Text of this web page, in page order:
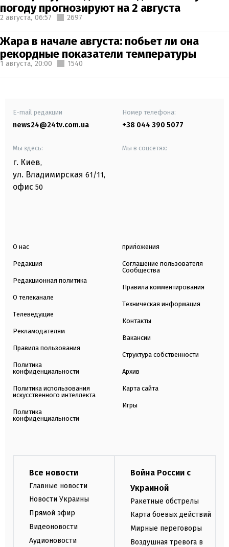
погоду прогнозируют на 2 августа
2 августа, 06:57 2697
Жара в начале августа: побьет ли она
рекордные показатели температуры
1 августа, 20:00 1540
E-mail редакции
news24@24tv.com.ua
Номер телефона:
+38 044 390 5077
Мы здесь:
г. Киев,
ул. Владимирская 61/11,
офис 50
Мы в соцсетях:
О нас
Редакция
Редакционная политика
О телеканале
Телеведущие
Рекламодателям
Правила пользования
Политика
конфиденциальности
Политика использования
искусственного интеллекта
Политика
конфиденциальности
приложения
Соглашение пользователя
Сообщества
Правила комментирования
Техническая информация
Контакты
Вакансии
Структура собственности
Архив
Карта сайта
Игры
Все новости
Главные новости
Новости Украины
Прямой эфир
Видеоновости
Аудионовости
Война России с
Украиной
Ракетные обстрелы
Карта боевых действий
Мирные переговоры
Воздушная тревога в